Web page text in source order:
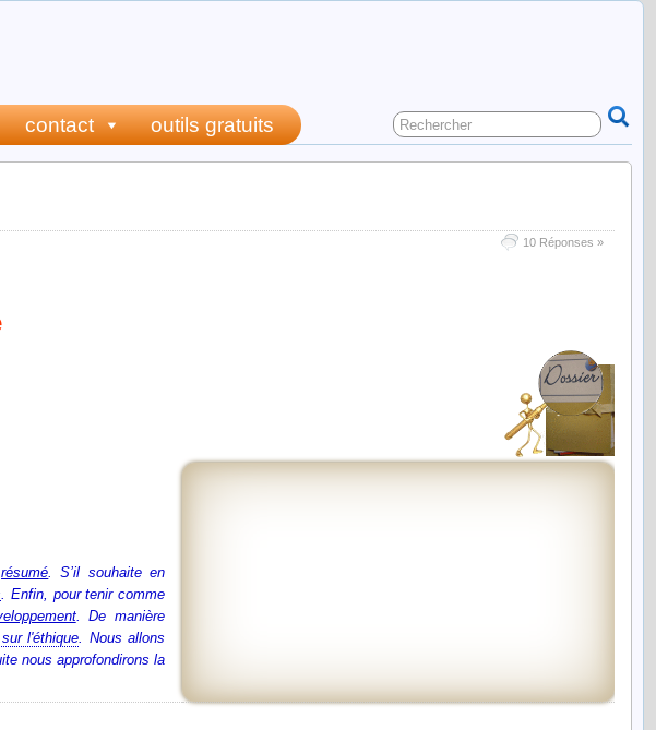
contact outils gratuits
10 Réponses »
résumé . S’il souhaite en
. Enfin, pour tenir comme
.
De manière
l'éthique
Nous allons
nous approfondirons la